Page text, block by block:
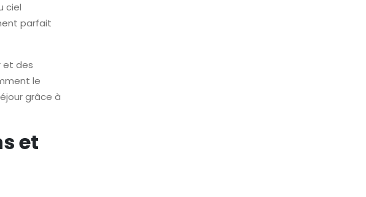
ciel
parfait
et des
le
grâce à
et